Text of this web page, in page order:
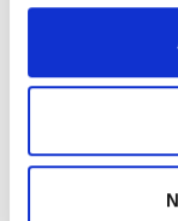
Dem AWO
Triebes e.V.
Ortsvereine